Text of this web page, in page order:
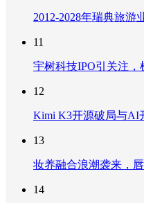
2012-2028年瑞典旅
11
宇树科技IPO引关注
12
Kimi K3开源破局与AI
13
妆养融合浪潮袭来，
14